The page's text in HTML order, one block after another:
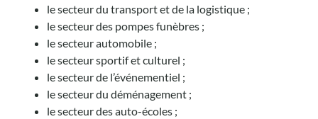
le secteur du transport et de la logistique ;
le secteur des pompes funèbres ;
le secteur automobile ;
le secteur sportif et culturel ;
le secteur de l’événementiel ;
le secteur du déménagement ;
le secteur des auto-écoles ;